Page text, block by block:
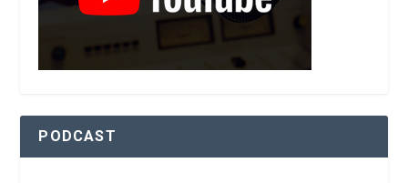
PODCAST